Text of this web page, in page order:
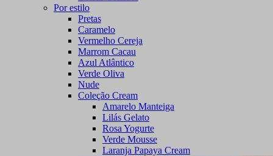
Por estilo
Pretas
Caramelo
Vermelho Cereja
Marrom Cacau
Azul Atlântico
Verde Oliva
Nude
Coleção Cream
Amarelo Manteiga
Lilás Gelato
Rosa Yogurte
Verde Mousse
Laranja Papaya Cream